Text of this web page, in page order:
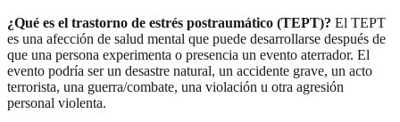
¿Qué es el trastorno de estrés postraumático (TEPT)? El TEPT
es una afección de salud mental que puede desarrollarse después de
que una persona experimenta o presencia un evento aterrador. El
evento podría ser un desastre natural, un accidente grave, un acto
terrorista, una guerra/combate, una violación u otra agresión
personal violenta.